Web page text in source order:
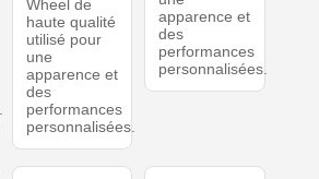
Wheel de
haute qualité
utilisé pour
une
apparence et
des
performances
personnalisées.
apparence et
des
performances
personnalisées.